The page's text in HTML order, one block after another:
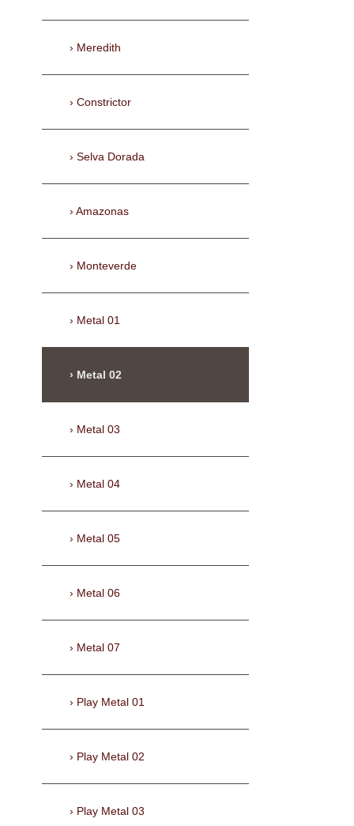
Meredith
Constrictor
Selva Dorada
Amazonas
Monteverde
Metal 01
Metal 02
Metal 03
Metal 04
Metal 05
Metal 06
Metal 07
Play Metal 01
Play Metal 02
Play Metal 03